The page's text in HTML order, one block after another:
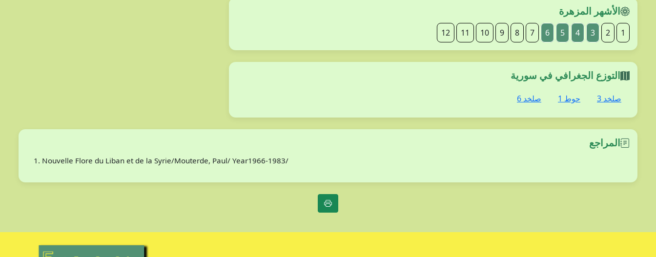
الأشهر المزهرة
1
2
3
4
5
6
7
8
9
10
11
12
التوزع الجغرافي في سورية
صلخد 3 حوط 1 صلخد 6
المراجع
Nouvelle Flore du Liban et de la Syrie/Mouterde, Paul/ Year1966-1983/